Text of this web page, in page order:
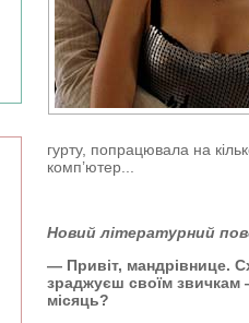
гурту, попрацювала на
комп’ютер...
Новий літературний
— Привіт, мандрівнице.
зраджуєш своїм звичкам
місяць?